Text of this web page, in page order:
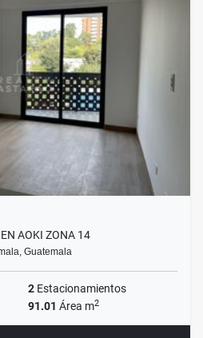
AOKI ZONA 14
Guatemala
2 Estacionamientos
91.01 Área m2